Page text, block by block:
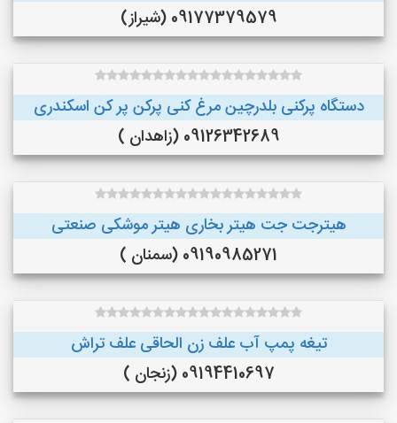
09177379579 (شیراز)
دستگاه پرکنی بلدرچین مرغ کنی پرکن پر کن اسکندری
09126342689 (زاهدان )
هیترجت جت هیتر بخاری هیتر موشکی صنعتی
09190985271 (سمنان )
تیغه پمپ آب علف زن الحاقی علف تراش
09194410697 (زنجان )